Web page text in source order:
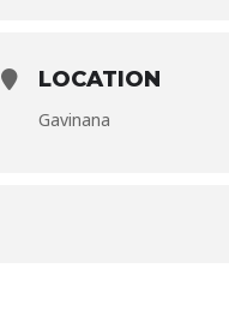
LOCATION
Gavinana